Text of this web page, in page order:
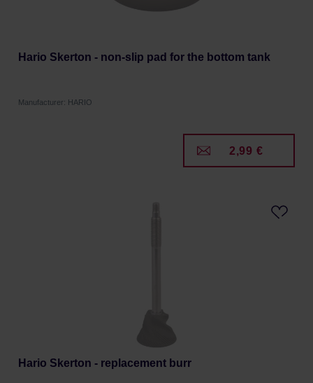
Hario Skerton - non-slip pad for the bottom tank
Manufacturer: HARIO
2,99 €
Hario Skerton - replacement burr